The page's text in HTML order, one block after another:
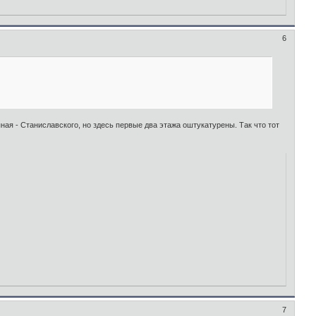
6
- Станиславского, но здесь первые два этажа оштукатурены. Так что тот
7